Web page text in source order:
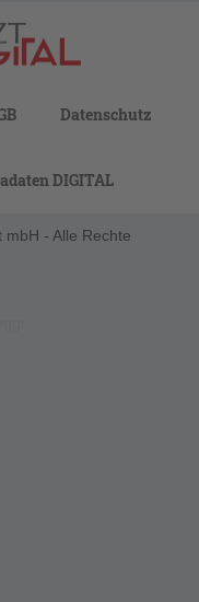
Datenschutz
DIGITAL
- Alle Rechte